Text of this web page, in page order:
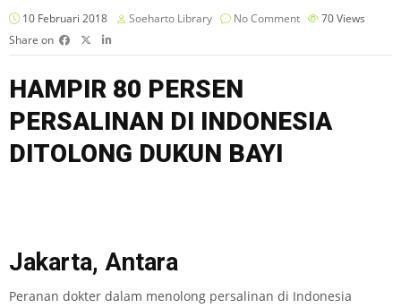
10 Februari 2018 Soeharto Library No Comment 70Views
Share on
HAMPIR 80 PERSEN
PERSALINAN DI INDONESIA
DITOLONG DUKUN BAYI
Jakarta, Antara
Peranan dokter dalam menolong persalinan di Indonesia